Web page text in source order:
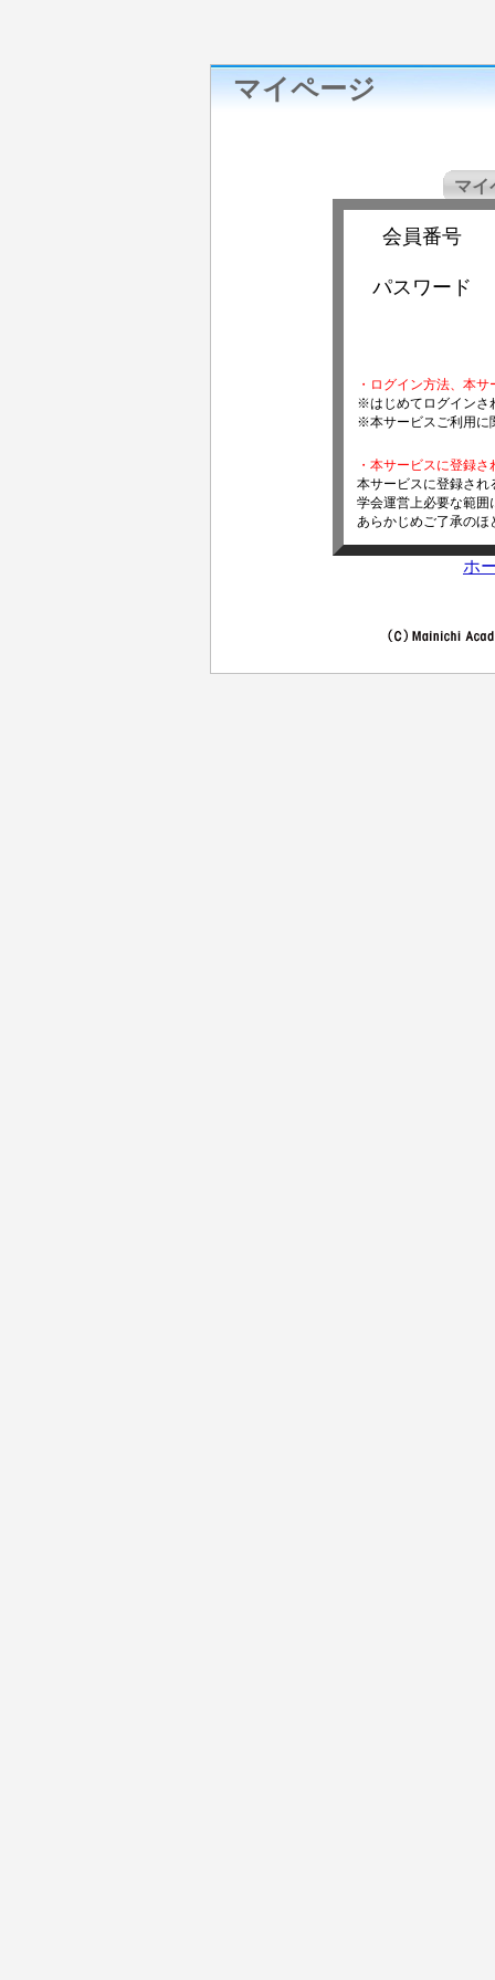
マイページ
マイ
会員番号
パスワード
・ログイン方法、本
※はじめてログインさ
※本サービスご利用に
・本サービスに登録
本サービスに登録され
学会運営上必要な範囲
あらかじめご了承のほ
ホ